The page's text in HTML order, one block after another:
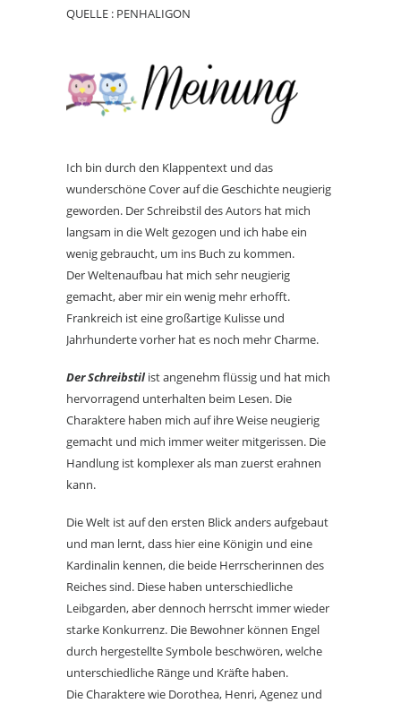
QUELLE : PENHALIGON
Ich bin durch den Klappentext und das
wunderschöne Cover auf die Geschichte neugierig
geworden. Der Schreibstil des Autors hat mich
langsam in die Welt gezogen und ich habe ein
wenig gebraucht, um ins Buch zu kommen.
Der Weltenaufbau hat mich sehr neugierig
gemacht, aber mir ein wenig mehr erhofft.
Frankreich ist eine großartige Kulisse und
Jahrhunderte vorher hat es noch mehr Charme.
Der Schreibstil ist angenehm flüssig und hat mich
hervorragend unterhalten beim Lesen. Die
Charaktere haben mich auf ihre Weise neugierig
gemacht und mich immer weiter mitgerissen. Die
Handlung ist komplexer als man zuerst erahnen
kann.
Die Welt ist auf den ersten Blick anders aufgebaut
und man lernt, dass hier eine Königin und eine
Kardinalin kennen, die beide Herrscherinnen des
Reiches sind. Diese haben unterschiedliche
Leibgarden, aber dennoch herrscht immer wieder
starke Konkurrenz. Die Bewohner können Engel
durch hergestellte Symbole beschwören, welche
unterschiedliche Ränge und Kräfte haben.
Die Charaktere wie Dorothea, Henri, Agenez und